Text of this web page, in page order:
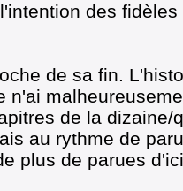
des
de sa fin.
n'ai
de la
au rythme de
plus de parues